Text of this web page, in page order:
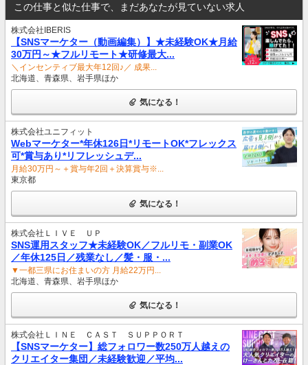
この仕事と似た仕事で、まだあなたが見ていない求人
株式会社IBERIS
【SNSマーケター（動画編集）】★未経験OK★月給
30万円～★フルリモート★研修最大...
＼インセンティブ最大年12回♪／ 成果...
北海道、青森県、岩手県ほか
気になる！
株式会社ユニフィット
Webマーケター*年休126日*リモートOK*フレックス
可*賞与あり*リフレッシュデ...
月給30万円～＋賞与年2回＋決算賞与※...
東京都
気になる！
株式会社ＬＩＶＥ ＵＰ
SNS運用スタッフ★未経験OK／フルリモ・副業OK
／年休125日／残業なし／髪・服・...
▼一都三県にお住まいの方 月給22万円...
北海道、青森県、岩手県ほか
気になる！
株式会社ＬＩＮＥ ＣＡＳＴ ＳＵＰＰＯＲＴ
【SNSマーケター】総フォロワー数250万人越えの
クリエイター集団／未経験歓迎／平均...